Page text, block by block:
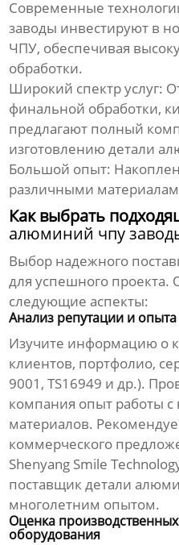
Современные
заводы инвестируют в
ЧПУ, обеспечивая
обработки.
Широкий спектр услуг:
финальной обработки,
предлагают полный
изготовлениюдетали
Большой опыт:
различными
Как выбрать
алюминий чпу
Выбор надежного
для успешного проекта.
следующие аспекты:
Анализ репутации и опыта
Изучите информацию о
клиентов, портфолио,
9001, TS16949 и др.).
компания опыт работы
материалов.
коммерческого
Shenyang Smile
поставщикдетали
многолетним опытом.
Оценка
оборудования